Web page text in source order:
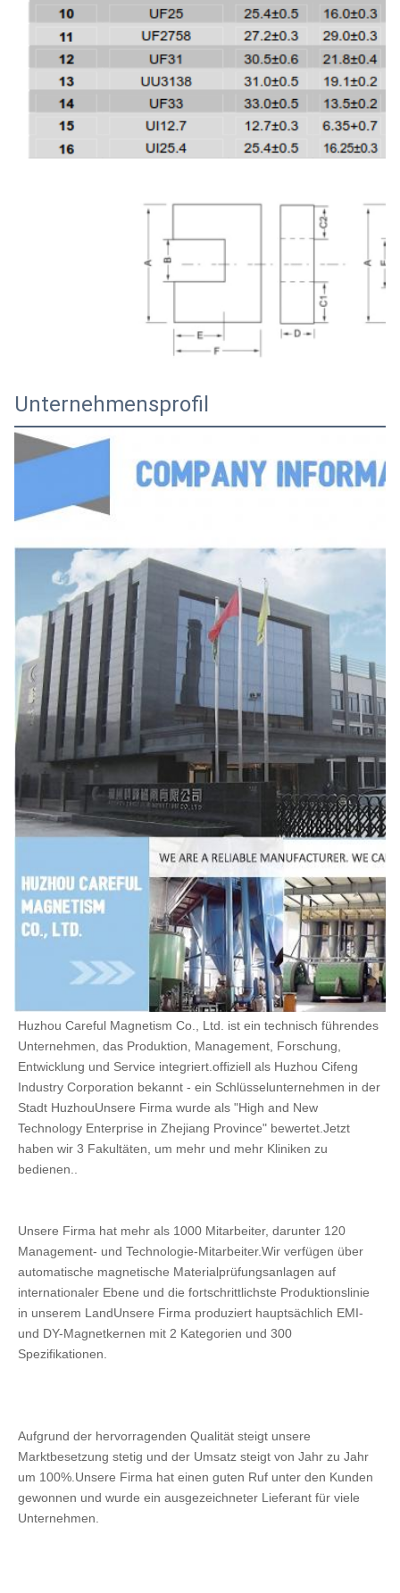
Unternehmensprofil
Huzhou Careful Magnetism Co., Ltd. ist ein technisch führendes
Unternehmen, das Produktion, Management, Forschung,
Entwicklung und Service integriert.offiziell als Huzhou Cifeng
Industry Corporation bekannt - ein Schlüsselunternehmen in der
Stadt HuzhouUnsere Firma wurde als "High and New
Technology Enterprise in Zhejiang Province" bewertet.Jetzt
haben wir 3 Fakultäten, um mehr und mehr Kliniken zu
bedienen..
Unsere Firma hat mehr als 1000 Mitarbeiter, darunter 120
Management- und Technologie-Mitarbeiter.Wir verfügen über
automatische magnetische Materialprüfungsanlagen auf
internationaler Ebene und die fortschrittlichste Produktionslinie
in unserem LandUnsere Firma produziert hauptsächlich EMI-
und DY-Magnetkernen mit 2 Kategorien und 300
Spezifikationen.
Aufgrund der hervorragenden Qualität steigt unsere
Marktbesetzung stetig und der Umsatz steigt von Jahr zu Jahr
um 100%.Unsere Firma hat einen guten Ruf unter den Kunden
gewonnen und wurde ein ausgezeichneter Lieferant für viele
Unternehmen.